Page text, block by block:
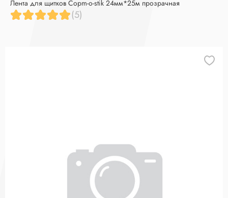
Лента для щитков Copm-o-stik 24мм*25м прозрачная
(5)